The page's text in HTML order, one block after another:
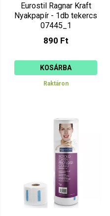
Eurostil Ragnar Kraft
Nyakpapír - 1db tekercs
07445_1
890 Ft
KOSÁRBA
Raktáron